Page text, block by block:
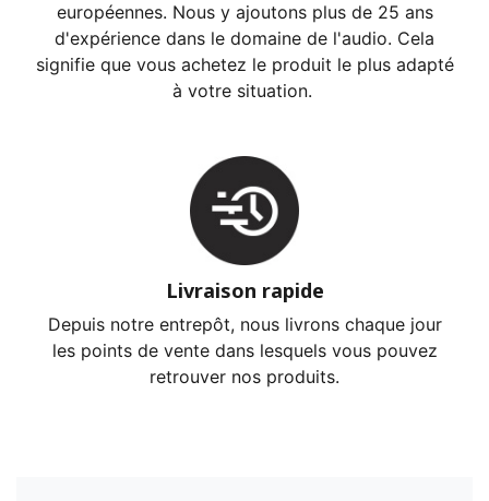
européennes. Nous y ajoutons plus de 25 ans
d'expérience dans le domaine de l'audio. Cela
signifie que vous achetez le produit le plus adapté
à votre situation.
Livraison rapide
Depuis notre entrepôt, nous livrons chaque jour
les points de vente dans lesquels vous pouvez
retrouver nos produits.